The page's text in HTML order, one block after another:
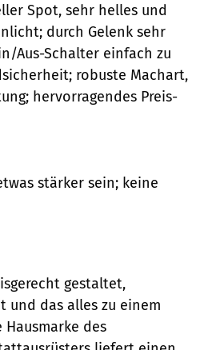
Spot, sehr helles und
durch Gelenk sehr
Aus-Schalter einfach zu
robuste Machart,
hervorragendes Preis-
stärker sein; keine
gestaltet,
das alles zu einem
des